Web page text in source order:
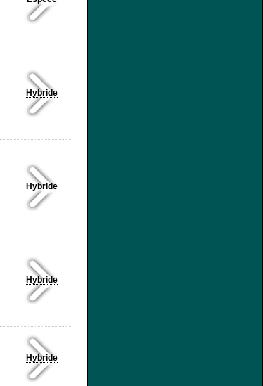
Hybride
Hybride
Hybride
Hybride